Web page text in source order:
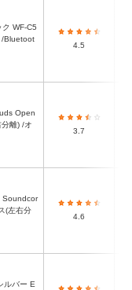
/Bluetoot
4.5
離) /オ
3.7
(左右分
4.6